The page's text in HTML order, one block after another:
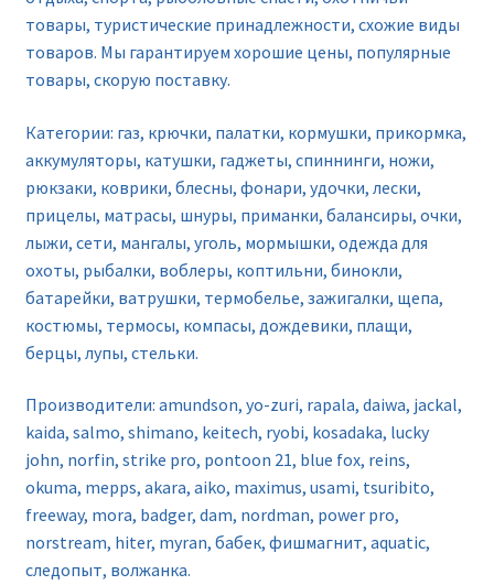
товары, туристические принадлежности, схожие виды
товаров. Мы гарантируем хорошие цены, популярные
товары, скорую поставку.
Категории: газ, крючки, палатки, кормушки, прикормка,
аккумуляторы, катушки, гаджеты, спиннинги, ножи,
рюкзаки, коврики, блесны, фонари, удочки, лески,
прицелы, матрасы, шнуры, приманки, балансиры, очки,
лыжи, сети, мангалы, уголь, мормышки, одежда для
охоты, рыбалки, воблеры, коптильни, бинокли,
батарейки, ватрушки, термобелье, зажигалки, щепа,
костюмы, термосы, компасы, дождевики, плащи,
берцы, лупы, стельки.
Производители: amundson, yo-zuri, rapala, daiwa, jackal,
kaida, salmo, shimano, keitech, ryobi, kosadaka, lucky
john, norfin, strike pro, pontoon 21, blue fox, reins,
okuma, mepps, akara, aiko, maximus, usami, tsuribito,
freeway, mora, badger, dam, nordman, power pro,
norstream, hiter, myran, бабек, фишмагнит, aquatic,
следопыт, волжанка.